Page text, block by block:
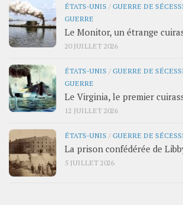
ÉTATS-UNIS /GUERRE DE
GUERRE
Le Monitor, un étrange
20 JUILLET 2026
ÉTATS-UNIS /GUERRE DE
GUERRE
Le Virginia, le premier
12 JUILLET 2026
ÉTATS-UNIS /GUERRE DE
La prison confédérée de
5 JUILLET 2026